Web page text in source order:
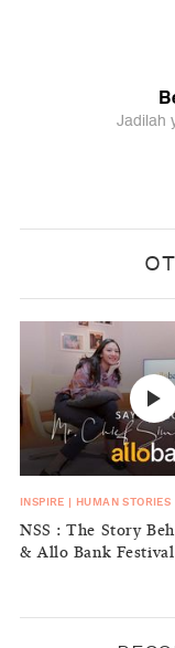
INSPIRE HUMAN STORIES
NSS : The Story
& Allo Bank Festival